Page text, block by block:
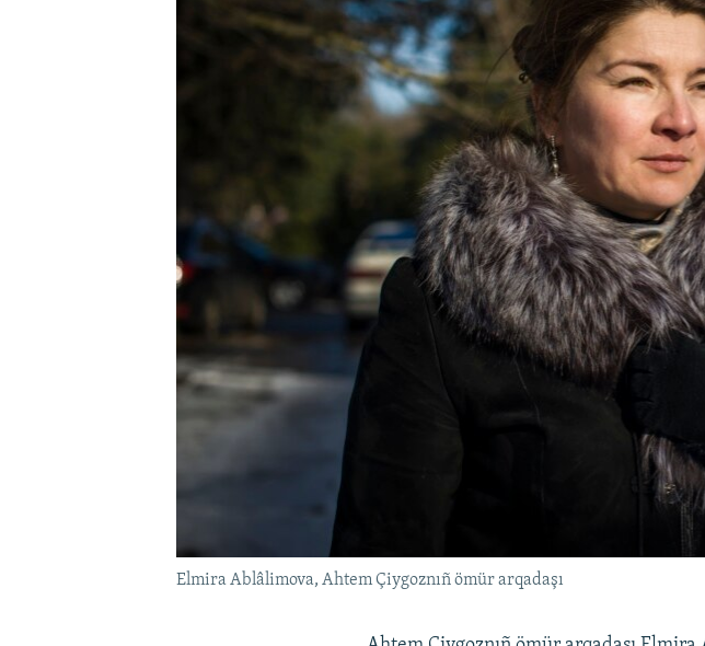
Elmira Ablâlimova, Ahtem Çiygoznıñ ömür arqadaşı